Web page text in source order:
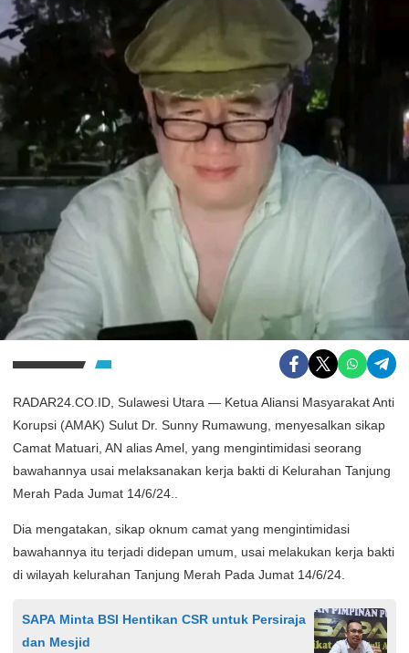
RADAR24.CO.ID, Sulawesi Utara — Ketua Aliansi Masyarakat Anti
Korupsi (AMAK) Sulut Dr. Sunny Rumawung, menyesalkan sikap
Camat Matuari, AN alias Amel, yang mengintimidasi seorang
bawahannya usai melaksanakan kerja bakti di Kelurahan Tanjung
Merah Pada Jumat 14/6/24..
Dia mengatakan, sikap oknum camat yang mengintimidasi
bawahannya itu terjadi didepan umum, usai melakukan kerja bakti
di wilayah kelurahan Tanjung Merah Pada Jumat 14/6/24.
SAPA Minta BSI Hentikan CSR untuk Persiraja
dan Mesjid